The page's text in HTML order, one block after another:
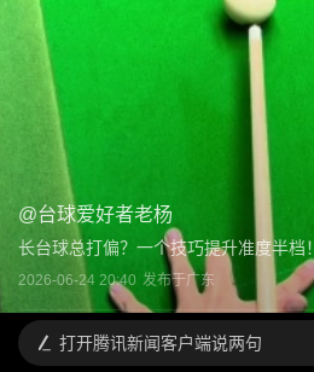
@台球爱好者老杨
长台球总打偏？一个技巧提升准度半档！
2026-06-24 20:40 发布于广东
打开腾讯新闻客户端说两句